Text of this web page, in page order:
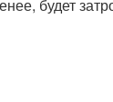
будет